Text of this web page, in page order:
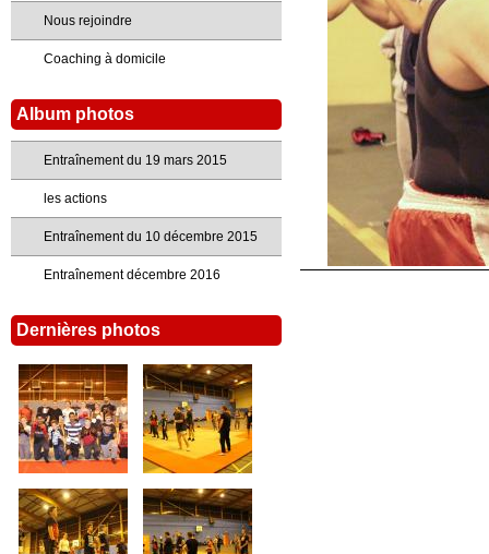
Nous rejoindre
Coaching à domicile
Album photos
Entraînement du 19 mars 2015
les actions
Entraînement du 10 décembre 2015
Entraînement décembre 2016
Dernières photos